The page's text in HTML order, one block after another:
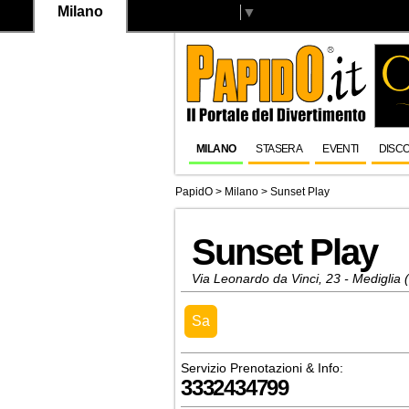
Milano ▼
MILANO STASERA EVENTI
PapidO > Milano > Sunset Play
Sunset Play
Via Leonardo da Vinci, 23 - Mediglia
Sa
Servizio Prenotazioni & Info:
3332434799